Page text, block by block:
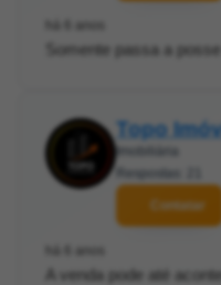
há 6 anos
Somente passa a
Topo
Imobiliária
Respostas: 21
Contatar
há 6 anos
A venda pode até